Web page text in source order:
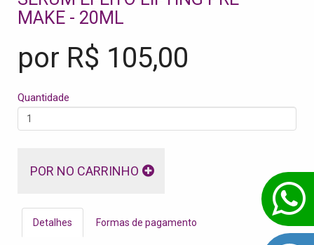
MAKE - 20ML
por R$ 105,00
Quantidade
POR NO CARRINHO
Detalhes Formas de pagamento